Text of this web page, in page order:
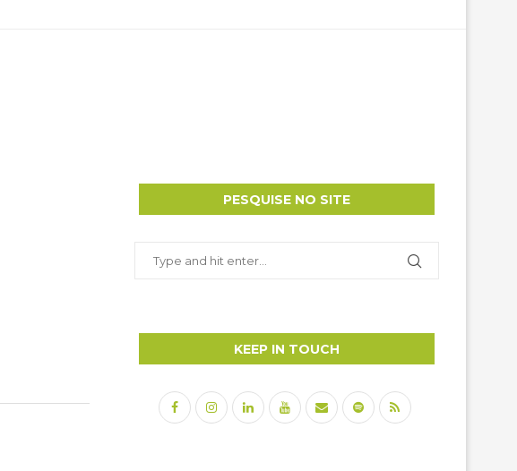
PESQUISE NO SITE
KEEP IN TOUCH